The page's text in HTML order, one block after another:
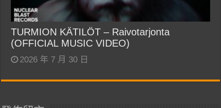
TURMION KÄTILÖT – Raivotarjonta
(OFFICIAL MUSIC VIDEO)
2026 年 7 月 30 日